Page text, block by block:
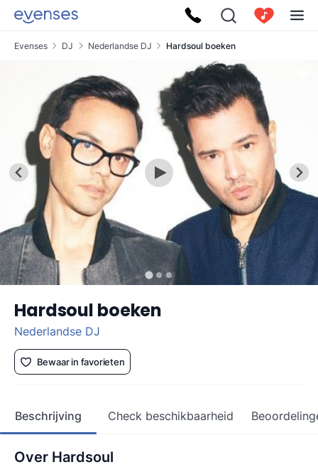
Evenses DJ Nederlandse DJ Hardsoul boeken
Hardsoul boeken
Nederlandse DJ
Bewaar in favorieten
Beschrijving Check beschikbaarheid
Over Hardsoul